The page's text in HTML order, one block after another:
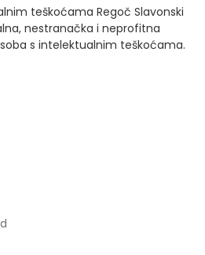
teškoćama Regoč Slavonski
nestranačka i neprofitna
s intelektualnim teškoćama.